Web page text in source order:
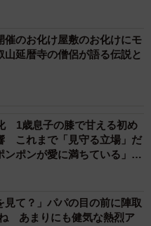
寄せられました。
Eyqn3O9h7R
May 29, 2024
まわりさん。ですが、実
利用する現代において、
なのかもしれませんね。
催のお化け屋敷のお化けにモ
延暦寺の僧侶が語る伝説と
1歳息子の膝で甘える初め
これまで「見守る立場」だ
ポンが愛に満ちている」
見て？」パパの目の前に陣取
あまりにも健気な熱烈ア